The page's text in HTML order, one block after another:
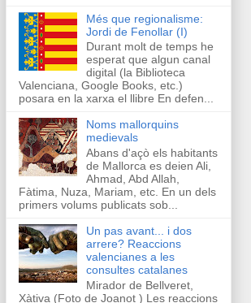
Més que regionalisme:
Jordi de Fenollar (I)
Durant molt de temps he
esperat que algun canal
digital (la Biblioteca
Valenciana, Google Books, etc.)
posara en la xarxa el llibre En defen...
Noms mallorquins
medievals
Abans d'açò els habitants
de Mallorca es deien Ali,
Ahmad, Abd Allah,
Fàtima, Nuza, Mariam, etc. En un dels
primers volums publicats sob...
Un pas avant... i dos
arrere? Reaccions
valencianes a les
consultes catalanes
Mirador de Bellveret,
Xàtiva (Foto de Joanot ) Les reaccions